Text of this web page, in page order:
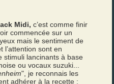
Midi, c’est comme finir
commencée sur un
mais le sentiment de
l’attention sont en
stimuli lancinants à base
ou vocaux suzuki...
", je reconnais les
adhérer à la recette :